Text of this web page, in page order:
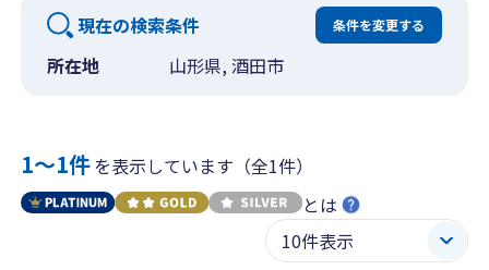
現在の検索条件 条件を変更する
所在地 山形県, 酒田市
1〜1件を表示しています（全1件）
とは